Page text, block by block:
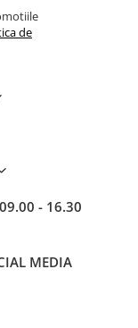
și
cu
cu
zilnic.
de
- 16.30
MEDIA